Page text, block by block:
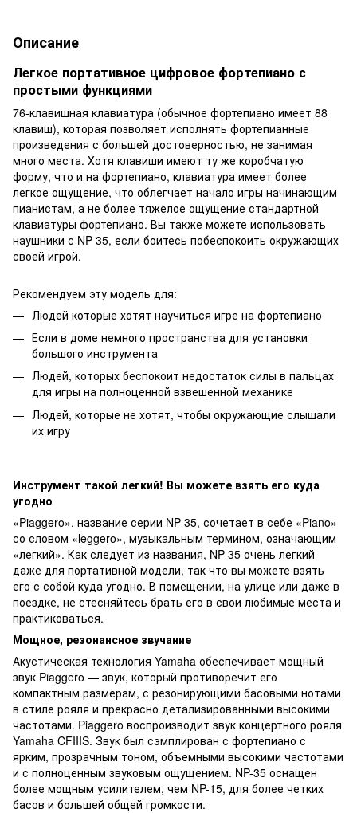
Описание
Легкое портативное цифровое фортепиано с
простыми функциями
76-клавишная клавиатура (обычное фортепиано имеет 88
клавиш), которая позволяет исполнять фортепианные
произведения с большей достоверностью, не занимая
много места. Хотя клавиши имеют ту же коробчатую
форму, что и на фортепиано, клавиатура имеет более
легкое ощущение, что облегчает начало игры начинающим
пианистам, а не более тяжелое ощущение стандартной
клавиатуры фортепиано. Вы также можете использовать
наушники с NP-35, если боитесь побеспокоить окружающих
своей игрой.
Рекомендуем эту модель для:
Людей которые хотят научиться игре на фортепиано
Если в доме немного пространства для установки
большого инструмента
Людей, которых беспокоит недостаток силы в пальцах
для игры на полноценной взвешенной механике
Людей, которые не хотят, чтобы окружающие слышали
их игру
Инструмент такой легкий! Вы можете взять его куда
угодно
«Piaggero», название серии NP-35, сочетает в себе «Piano»
со словом «leggero», музыкальным термином, означающим
«легкий». Как следует из названия, NP-35 очень легкий
даже для портативной модели, так что вы можете взять
его с собой куда угодно. В помещении, на улице или даже в
поездке, не стесняйтесь брать его в свои любимые места и
практиковаться.
Мощное, резонансное звучание
Акустическая технология Yamaha обеспечивает мощный
звук Piaggero — звук, который противоречит его
компактным размерам, с резонирующими басовыми нотами
в стиле рояля и прекрасно детализированными высокими
частотами. Piaggero воспроизводит звук концертного рояля
Yamaha CFIIIS. Звук был сэмплирован с фортепиано с
ярким, прозрачным тоном, объемными высокими частотами
и с полноценным звуковым ощущением. NP-35 оснащен
более мощным усилителем, чем NP-15, для более четких
басов и большей общей громкости.